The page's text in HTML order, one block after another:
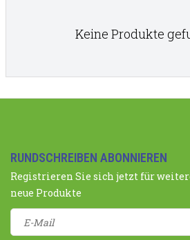
Keine Produkte
RUNDSCHREIBEN ABONNIEREN
Registrieren Sie sich jetzt für
neue Produkte